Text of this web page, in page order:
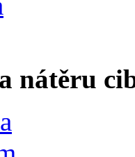
nátěru